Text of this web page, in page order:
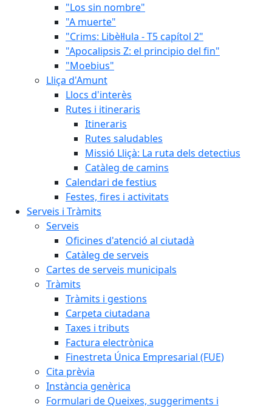
"Los sin nombre"
"A muerte"
"Crims: Libèl·lula - T5 capítol 2"
"Apocalipsis Z: el principio del fin"
"Moebius"
Lliça d'Amunt
Llocs d'interès
Rutes i itineraris
Itineraris
Rutes saludables
Missió Lliçà: La ruta dels detectius
Catàleg de camins
Calendari de festius
Festes, fires i activitats
Serveis i Tràmits
Serveis
Oficines d'atenció al ciutadà
Catàleg de serveis
Cartes de serveis municipals
Tràmits
Tràmits i gestions
Carpeta ciutadana
Taxes i tributs
Factura electrònica
Finestreta Única Empresarial (FUE)
Cita prèvia
Instància genèrica
Formulari de Queixes, suggeriments i